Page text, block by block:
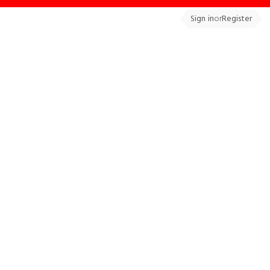
Sign inorRegister